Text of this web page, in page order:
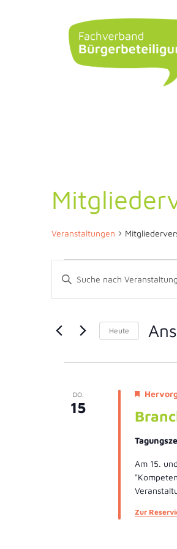
Veranstaltungen
Suche
Ansichten,
Navigation
Bitte
Schlüsselwort
Suche
Veranstaltungen
Schlüsselwort.Heute
DO.
15
Am 15.
Zur